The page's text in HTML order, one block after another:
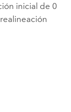
inicial de 0